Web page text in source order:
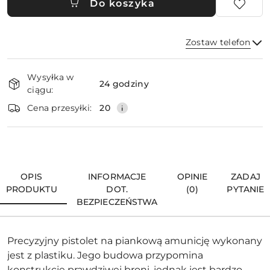
Do koszyka
Zostaw telefon
i
dostawa
Wysyłka w
ciągu:
24 godziny
Cena przesyłki: 20
OPIS
PRODUKTU
INFORMACJE
DOT.
BEZPIECZEŃSTWA
OPINIE
(0)
ZADAJ
PYTANIE
Precyzyjny pistolet na piankową amunicję wykonany
jest z plastiku. Jego budowa przypomina